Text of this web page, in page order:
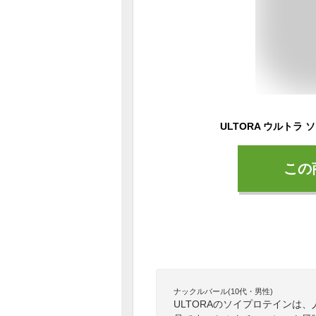
こ
ナックルバール(10代・男性)
ULTORAのソイプロテインは